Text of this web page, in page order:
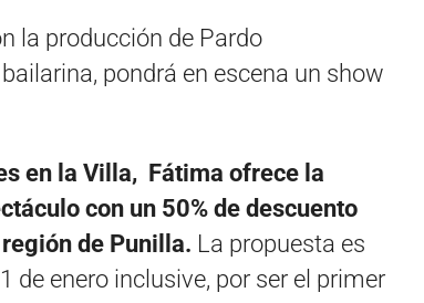
la producción de Pardo
pondrá en escena un show
en la Villa, Fátima ofrece la
con un 50% de descuento
de Punilla. La propuesta es
de enero inclusive, por ser el primer